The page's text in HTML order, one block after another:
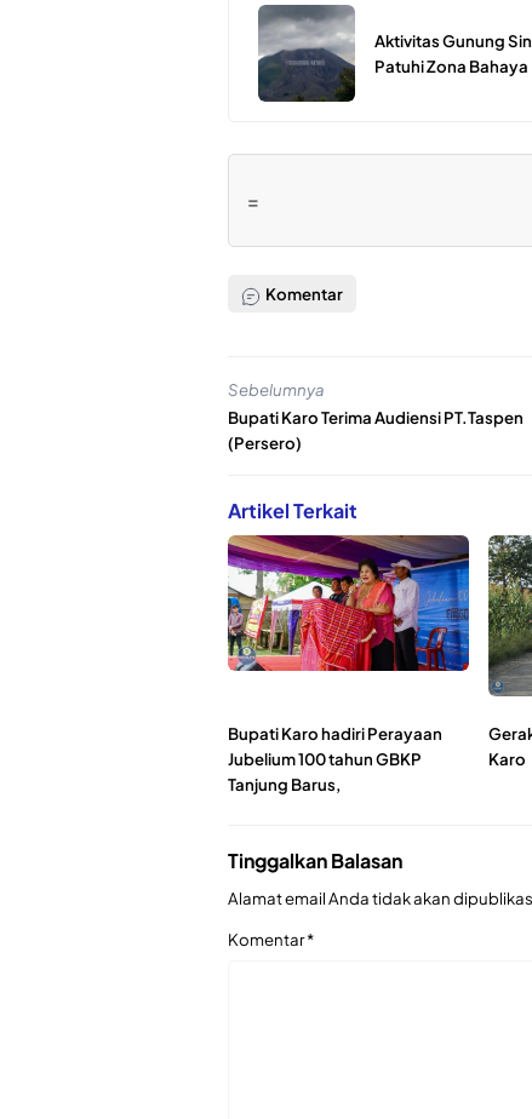
Aktivitas Gunung
Patuhi Zona Bahaya
=
Komentar
Sebelumnya
Bupati Karo Terima Audiensi PT.Taspen
(Persero)
Artikel Terkait
Bupati Karo hadiri Perayaan
Jubelium 100 tahun GBKP
Tanjung Barus,
Karo
Tinggalkan Balasan
Alamat email Anda tidak akan
Komentar*